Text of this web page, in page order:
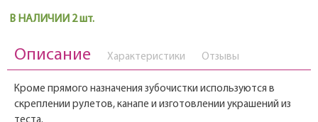
В НАЛИЧИИ 2 шт.
Описание Характеристики Отзывы
Кроме прямого назначения зубочистки используются в
скреплении рулетов, канапе и изготовлении украшений из